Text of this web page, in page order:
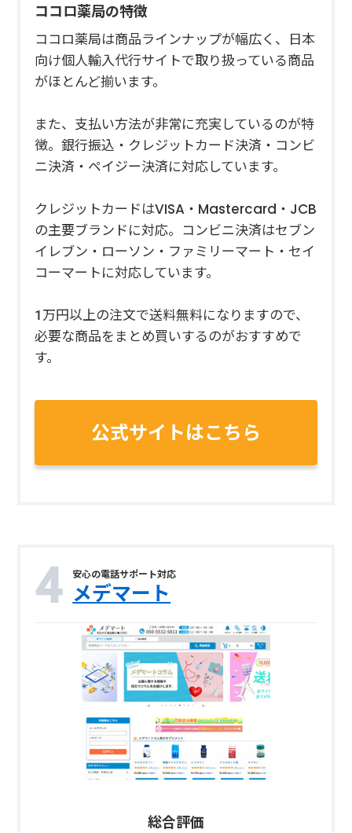
ココロ薬局の特徴
ココロ薬局は商品ラインナップが幅広く、日本
向け個人輸入代行サイトで取り扱っている商品
がほとんど揃います。
また、支払い方法が非常に充実しているのが特
徴。銀行振込・クレジットカード決済・コンビ
ニ決済・ペイジー決済に対応しています。
クレジットカードはVISA・Mastercard・JCB
の主要ブランドに対応。コンビニ決済はセブン
イレブン・ローソン・ファミリーマート・セイ
コーマートに対応しています。
1万円以上の注文で送料無料になりますので、
必要な商品をまとめ買いするのがおすすめで
す。
公式サイトはこちら
安心の電話サポート対応
メデマート
総合評価